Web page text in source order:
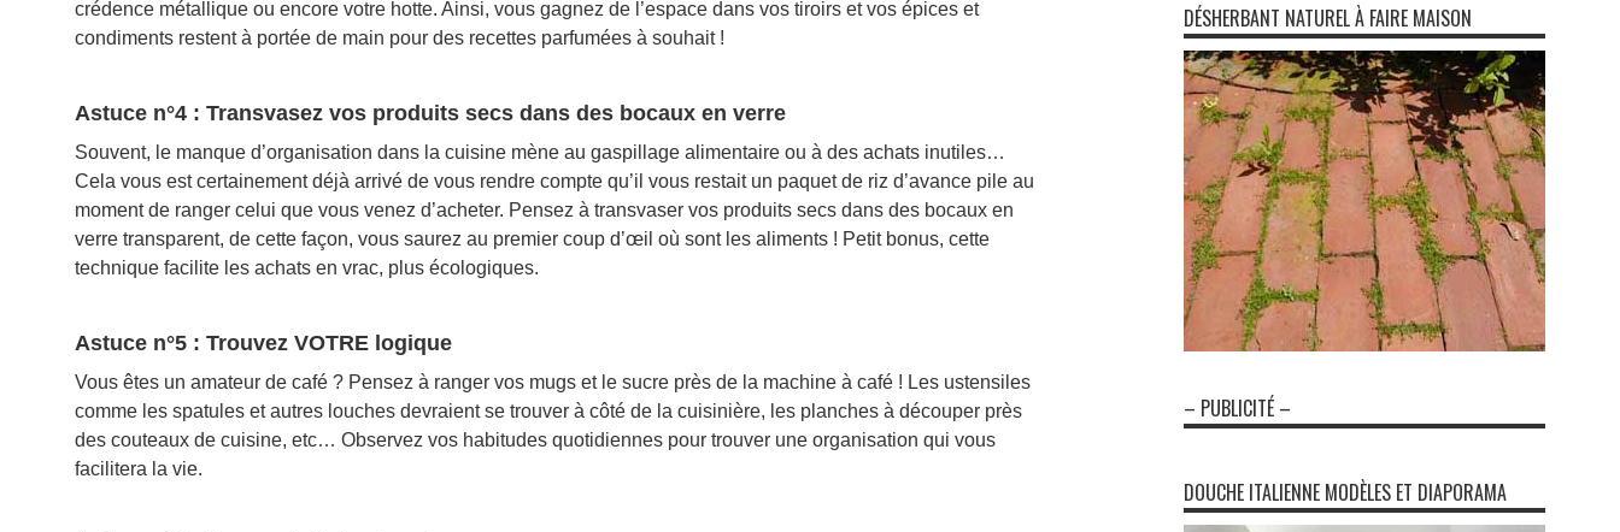
crédence métallique ou encore votre hotte. Ainsi, vous gagnez de l’espace dans vos tiroirs et vos épices et
condiments restent à portée de main pour des recettes parfumées à souhait !
Astuce n°4 : Transvasez vos produits secs dans des bocaux en verre
Souvent, le manque d’organisation dans la cuisine mène au gaspillage alimentaire ou à des achats inutiles…
Cela vous est certainement déjà arrivé de vous rendre compte qu’il vous restait un paquet de riz d’avance pile au
moment de ranger celui que vous venez d’acheter. Pensez à transvaser vos produits secs dans des bocaux en
verre transparent, de cette façon, vous saurez au premier coup d’œil où sont les aliments ! Petit bonus, cette
technique facilite les achats en vrac, plus écologiques.
Astuce n°5 : Trouvez VOTRE logique
Vous êtes un amateur de café ? Pensez à ranger vos mugs et le sucre près de la machine à café ! Les ustensiles
comme les spatules et autres louches devraient se trouver à côté de la cuisinière, les planches à découper près
des couteaux de cuisine, etc… Observez vos habitudes quotidiennes pour trouver une organisation qui vous
facilitera la vie.
DÉSHERBANT NATUREL À FAIRE MAISON
– PUBLICITÉ –
DOUCHE ITALIENNE MODÈLES ET DIAPORAMA